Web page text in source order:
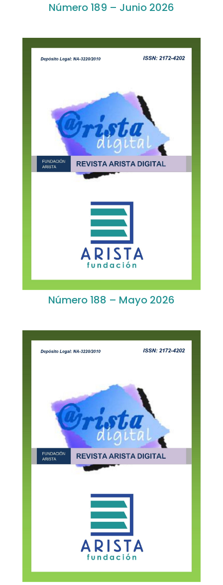
Número 189 – Junio 2026
Número 188 – Mayo 2026